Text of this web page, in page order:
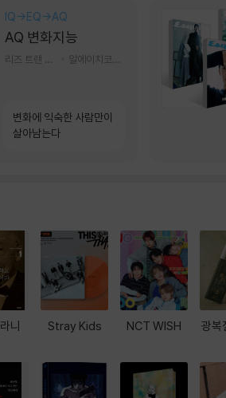
IQ→EQ→AQ
AQ 변화지능
변화에 익숙한 사람만이
살아남는다
니 Stray Kids NCT WISH 광복